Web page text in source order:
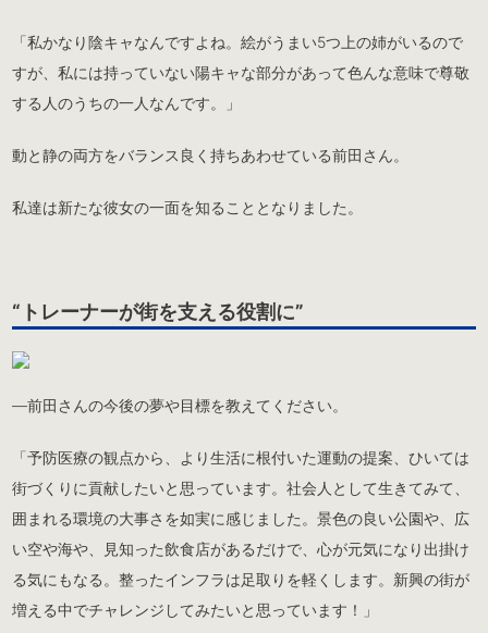
「私かなり陰キャなんですよね。絵がうまい5つ上の姉がいるので
すが、私には持っていない陽キャな部分があって色んな意味で尊敬
する人のうちの一人なんです。」
動と静の両方をバランス良く持ちあわせている前田さん。
私達は新たな彼女の一面を知ることとなりました。
“トレーナーが街を支える役割に”
―前田さんの今後の夢や目標を教えてください。
「予防医療の観点から、より生活に根付いた運動の提案、ひいては
街づくりに貢献したいと思っています。社会人として生きてみて、
囲まれる環境の大事さを如実に感じました。景色の良い公園や、広
い空や海や、見知った飲食店があるだけで、心が元気になり出掛け
る気にもなる。整ったインフラは足取りを軽くします。新興の街が
増える中でチャレンジしてみたいと思っています！」